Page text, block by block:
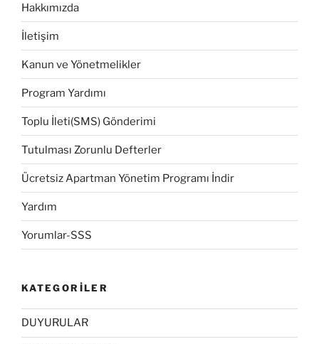
Hakkımızda
İletişim
Kanun ve Yönetmelikler
Program Yardımı
Toplu İleti(SMS) Gönderimi
Tutulması Zorunlu Defterler
Ücretsiz Apartman Yönetim Programı İndir
Yardım
Yorumlar-SSS
KATEGORILER
DUYURULAR